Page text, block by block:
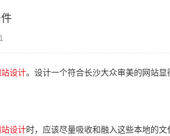
站设计。设计一个符合长沙大众审美的网站显
设计时，应该尽量吸收和融入这些本地的文